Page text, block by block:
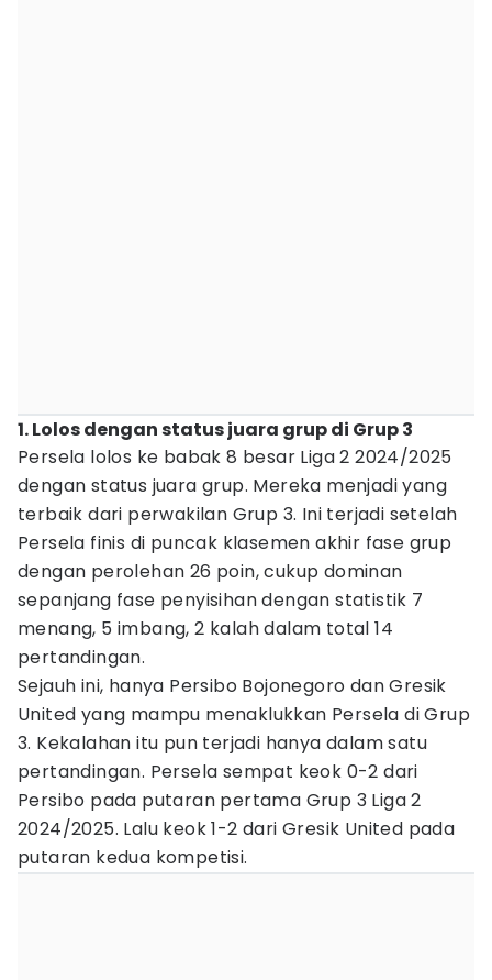
1. Lolos dengan status juara grup di Grup 3
Persela lolos ke babak 8 besar Liga 2 2024/2025
dengan status juara grup. Mereka menjadi yang
terbaik dari perwakilan Grup 3. Ini terjadi setelah
Persela finis di puncak klasemen akhir fase grup
dengan perolehan 26 poin, cukup dominan
sepanjang fase penyisihan dengan statistik 7
menang, 5 imbang, 2 kalah dalam total 14
pertandingan.
Sejauh ini, hanya Persibo Bojonegoro dan Gresik
United yang mampu menaklukkan Persela di Grup
3. Kekalahan itu pun terjadi hanya dalam satu
pertandingan. Persela sempat keok 0-2 dari
Persibo pada putaran pertama Grup 3 Liga 2
2024/2025. Lalu keok 1-2 dari Gresik United pada
putaran kedua kompetisi.